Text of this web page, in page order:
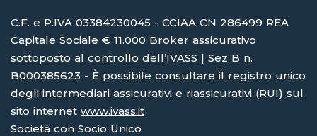
C.F. e P.IVA 03384230045 - CCIAA CN 286499 REA
Capitale Sociale € 11.000 Broker assicurativo
sottoposto al controllo dell’IVASS | Sez B n.
B000385623 - È possibile consultare il registro unico
degli intermediari assicurativi e riassicurativi (RUI) sul
sito internet www.ivass.it
Società con Socio Unico